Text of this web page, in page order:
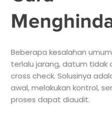
Beberapa kesalahan
terlalu jarang, datum tidak
cross check. Solusinya
awal, melakukan kontrol,
proses dapat diaudit.